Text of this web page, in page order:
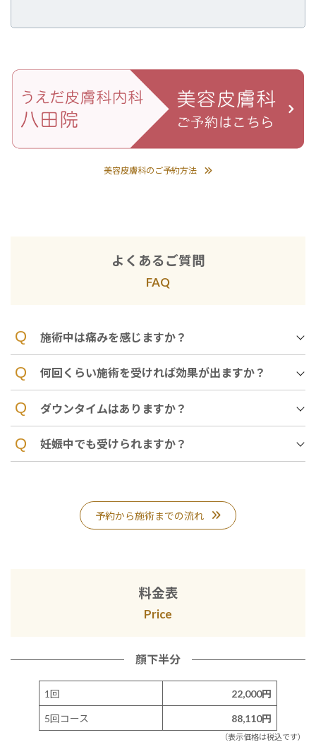
美容皮膚科のご予約方法
よくあるご質問
FAQ
施術中は痛みを感じますか ？
何回くらい施術を受ければ効果が出ますか？
ダウンタイムはありますか？
妊娠中でも受けられますか？
予約から施術までの流れ
料金表
Price
顔下半分
1回 22,000円
5回コース 88,110円
（表示価格は税込です）